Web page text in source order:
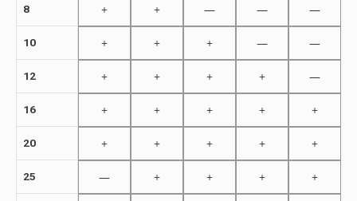
8 + + — — —
10 + + + — —
12 + + + + —
16 + + + + +
20 + + + + +
25 — + + + +